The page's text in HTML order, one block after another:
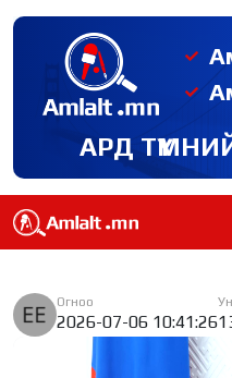
АРД
Огноо
2026-07-06 10:41:26